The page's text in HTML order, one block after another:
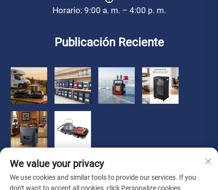
Horario: 9:00 a. m. – 4:00 p. m.
Publicación Reciente
We value your privacy
We use cookies and similar tools to provide our services. If you
don't want to accept all cookies, click Personalize cookies.